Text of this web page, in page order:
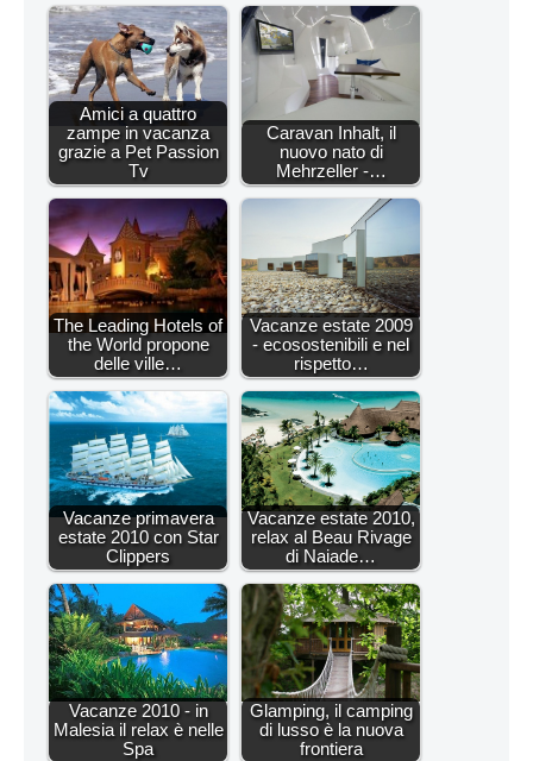
Amici a quattro
zampe in vacanza
grazie a Pet Passion
Tv
Caravan Inhalt, il
nuovo nato di
Mehrzeller -…
The Leading Hotels of
the World propone
delle ville…
Vacanze estate 2009
- ecosostenibili e nel
rispetto…
Vacanze primavera
estate 2010 con Star
Clippers
Vacanze estate 2010,
relax al Beau Rivage
di Naiade…
Vacanze 2010 - in
Malesia il relax è nelle
Spa
Glamping, il camping
di lusso è la nuova
frontiera